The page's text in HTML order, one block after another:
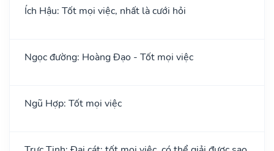
Ích Hậu: Tốt mọi việc, nhất là cưới hỏi
Ngọc đường: Hoàng Đạo - Tốt mọi việc
Ngũ Hợp: Tốt mọi việc